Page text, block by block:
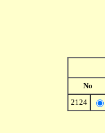
No
2124